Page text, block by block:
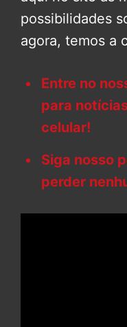
possibilidades
agora, temos a
Entre no
para
celular!
Siga nosso
perder